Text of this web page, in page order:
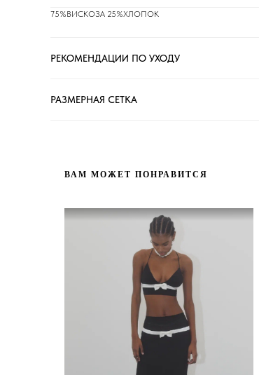
75%ВИСКОЗА 25%ХЛОПОК
РЕКОМЕНДАЦИИ ПО УХОДУ
РАЗМЕРНАЯ СЕТКА
ВАМ МОЖЕТ ПОНРАВИТСЯ